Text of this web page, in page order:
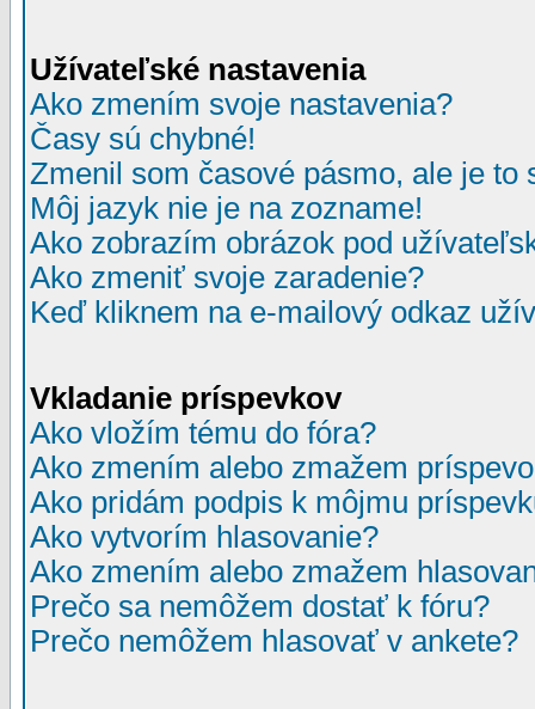
Užívateľské nastavenia
Ako zmením svoje nastavenia?
Časy sú chybné!
Zmenil som časové pásmo, ale je to
Môj jazyk nie je na zozname!
Ako zobrazím obrázok pod
Ako zmeniť svoje zaradenie?
Keď kliknem na e-mailový odkaz
Vkladanie príspevkov
Ako vložím tému do fóra?
Ako zmením alebo zmažem
Ako pridám podpis k môjmu
Ako vytvorím hlasovanie?
Ako zmením alebo zmažem
Prečo sa nemôžem dostať k fóru?
Prečo nemôžem hlasovať v ankete?